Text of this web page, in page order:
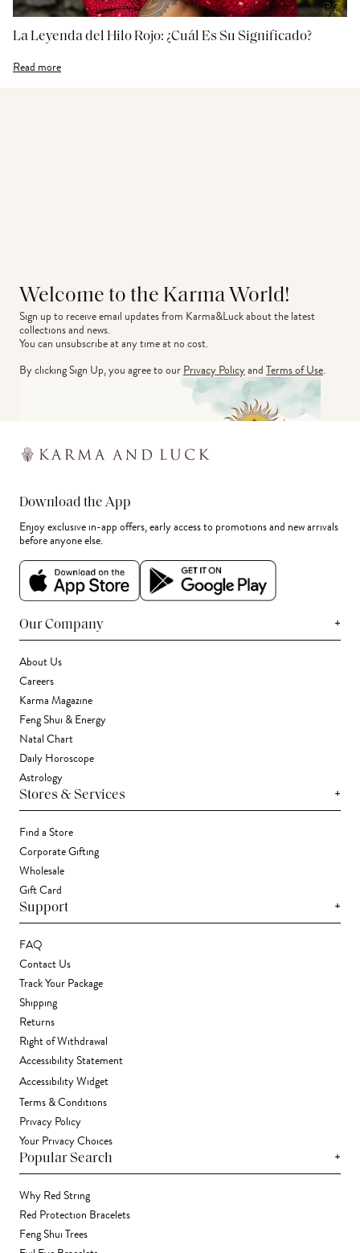
La Leyenda del Hilo Rojo: ¿Cuál Es Su Significado?
Read more
Welcome to the Karma World!
Sign up to receive email updates from Karma&Luck about the latest
collections and news.
You can unsubscribe at any time at no cost.
By clicking Sign Up, you agree to ourPrivacy PolicyandTerms of Use.
Download the App
Enjoy exclusive in-app offers, early access to promotions and new arrivals
before anyone else.
Our Company +
About Us
Careers
Karma Magazine
Feng Shui & Energy
Natal Chart
Daily Horoscope
Astrology
Stores & Services +
Find a Store
Corporate Gifting
Wholesale
Gift Card
Support +
FAQ
Contact Us
Track Your Package
Shipping
Returns
Right of Withdrawal
Accessibility Statement
Accessibility Widget
Terms & Conditions
Privacy Policy
Your Privacy Choices
Popular Search +
Why Red String
Red Protection Bracelets
Feng Shui Trees